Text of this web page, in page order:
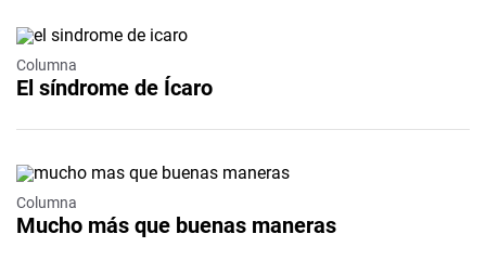
Columna
El síndrome de Ícaro
Columna
Mucho más que buenas maneras